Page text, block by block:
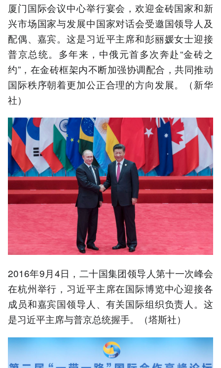
厦门国际会议中心举行宴会，欢迎金砖国家和新
兴市场国家与发展中国家对话会受邀国领导人及
配偶、嘉宾。这是习近平主席和彭丽媛女士迎接
普京总统。多年来，中俄元首多次奔赴“金砖之
约”，在金砖框架内不断加强协调配合，共同推动
国际秩序朝着更加公正合理的方向发展。（新华
社）
2016年9月4日，二十国集团领导人第十一次峰会
在杭州举行，习近平主席在国际博览中心迎接各
成员和嘉宾国领导人、有关国际组织负责人。这
是习近平主席与普京总统握手。（塔斯社）